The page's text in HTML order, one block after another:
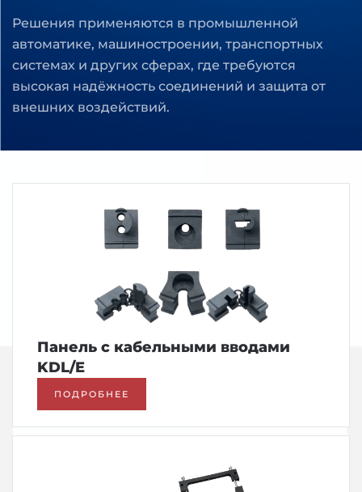
Решения применяются в промышленной
автоматике, машиностроении, транспортных
системах и других сферах, где требуются
высокая надёжность соединений и защита от
внешних воздействий.
Панель с кабельными вводами
KDL/E
ПОДРОБНЕЕ